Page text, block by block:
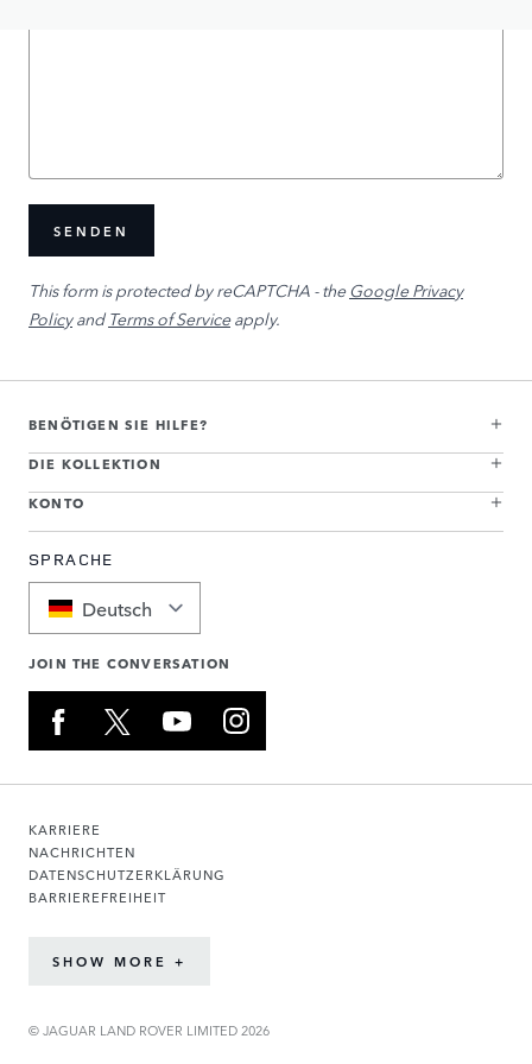
SENDEN
This form is protected by reCAPTCHA - theGoogle Privacy
Policyand Terms of Serviceapply.
BENÖTIGEN SIE HILFE?
DIE KOLLEKTION
KONTO
SPRACHE
Deutsch
JOIN THE CONVERSATION
KARRIERE
NACHRICHTEN
DATENSCHUTZERKLÄRUNG
BARRIEREFREIHEIT
SHOW MORE +
© JAGUAR LAND ROVER LIMITED 2026